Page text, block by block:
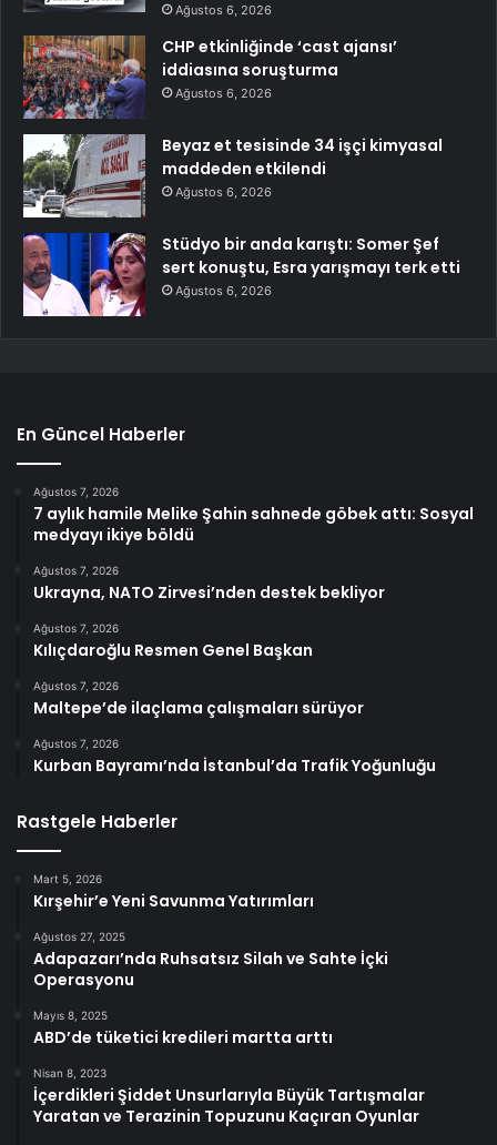
Ağustos 6, 2026
CHP etkinliğinde ‘cast ajansı’
iddiasına soruşturma
Ağustos 6, 2026
Beyaz et tesisinde 34 işçi kimyasal
maddeden etkilendi
Ağustos 6, 2026
Stüdyo bir anda karıştı: Somer Şef
sert konuştu, Esra yarışmayı terk etti
Ağustos 6, 2026
En Güncel Haberler
Ağustos 7, 2026
7 aylık hamile Melike Şahin sahnede göbek attı: Sosyal
medyayı ikiye böldü
Ağustos 7, 2026
Ukrayna, NATO Zirvesi’nden destek bekliyor
Ağustos 7, 2026
Kılıçdaroğlu Resmen Genel Başkan
Ağustos 7, 2026
Maltepe’de ilaçlama çalışmaları sürüyor
Ağustos 7, 2026
Kurban Bayramı’nda İstanbul’da Trafik Yoğunluğu
Rastgele Haberler
Mart 5, 2026
Kırşehir’e Yeni Savunma Yatırımları
Ağustos 27, 2025
Adapazarı’nda Ruhsatsız Silah ve Sahte İçki
Operasyonu
Mayıs 8, 2025
ABD’de tüketici kredileri martta arttı
Nisan 8, 2023
İçerdikleri Şiddet Unsurlarıyla Büyük Tartışmalar
Yaratan ve Terazinin Topuzunu Kaçıran Oyunlar